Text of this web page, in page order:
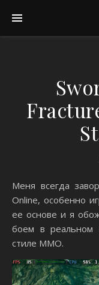
Меня всегда завораживала вся концепция Sword Art
Online, особенно
ее основе и я
боем в реальном
стиле MMO.